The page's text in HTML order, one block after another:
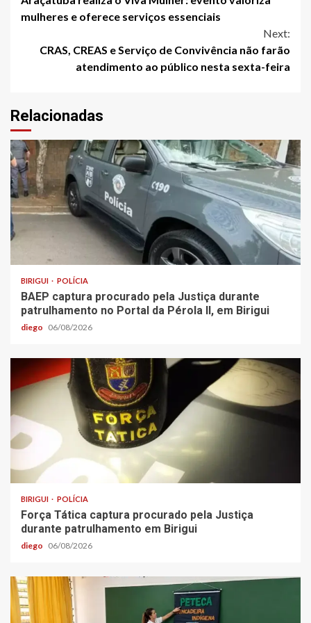
Reading
mulheres e oferece serviços essenciais
Next:
CRAS, CREAS e Serviço de Convivência não farão
atendimento ao público nesta sexta-feira
Relacionadas
BIRIGUI POLÍCIA
BAEP captura procurado pela Justiça durante
patrulhamento no Portal da Pérola ll, em Birigui
diego 06/08/2026
BIRIGUI POLÍCIA
Força Tática captura procurado pela Justiça
durante patrulhamento em Birigui
diego 06/08/2026